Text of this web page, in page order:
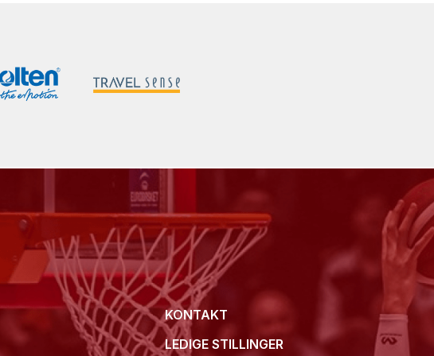
KONTAKT
LEDIGE STILLINGER